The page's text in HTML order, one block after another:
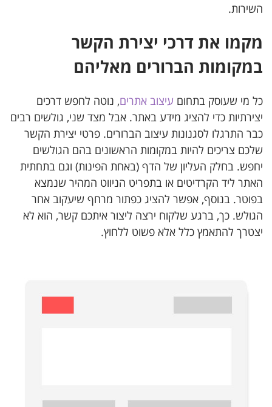
השירות.
מקמו את דרכי יצירת הקשר
במקומות הברורים מאליהם
כל מי שעוסק בתחום עיצוב אתרים, נוטה לחפש דרכים
יצירתיות כדי להציג מידע באתר. אבל מצד שני, גולשים רבים
כבר התרגלו לסגנונות עיצוב הברורים. פרטי יצירת הקשר
שלכם צריכים להיות במקומות הראשונים בהם הגולשים
יחפש. בחלק העליון של הדף (באחת הפינות) וגם בתחתית
האתר ליד הקרדיטים או בתפריט הניווט המהיר שנמצא
בפוטר. בנוסף, אפשר להציג כפתור מרחף שיעקוב אחר
הגולש. כך, ברגע שלקוח ירצה ליצור איתכם קשר, הוא לא
יצטרך להתאמץ כלל אלא פשוט ללחוץ.